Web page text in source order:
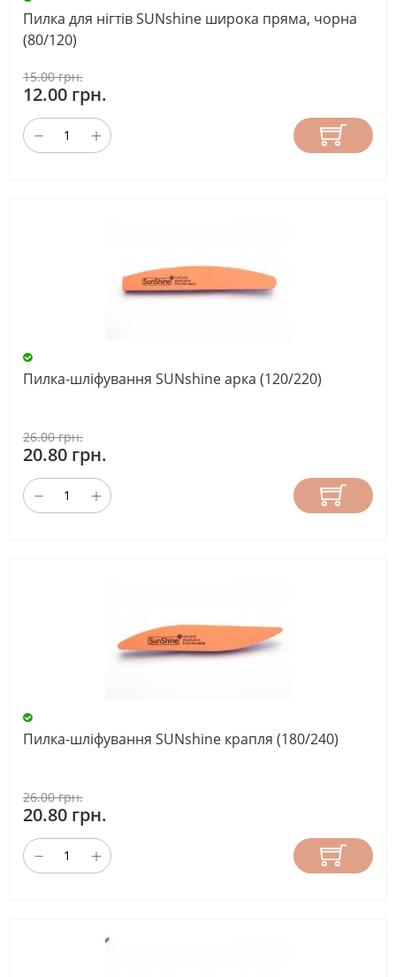
Пилка для нігтів SUNshine широка пряма, чорна
(80/120)
15.00 грн.
12.00 грн.
Пилка-шліфування SUNshine арка (120/220)
26.00 грн.
20.80 грн.
Пилка-шліфування SUNshine крапля (180/240)
26.00 грн.
20.80 грн.